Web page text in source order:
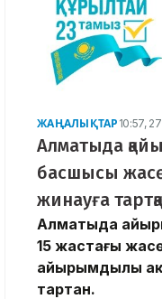
ЖАҢАЛЫҚТАР 10:57,
Алматыда
басшысы
жинауға
Алматыда
15 жастағы
қайырымдылық
тартқан.